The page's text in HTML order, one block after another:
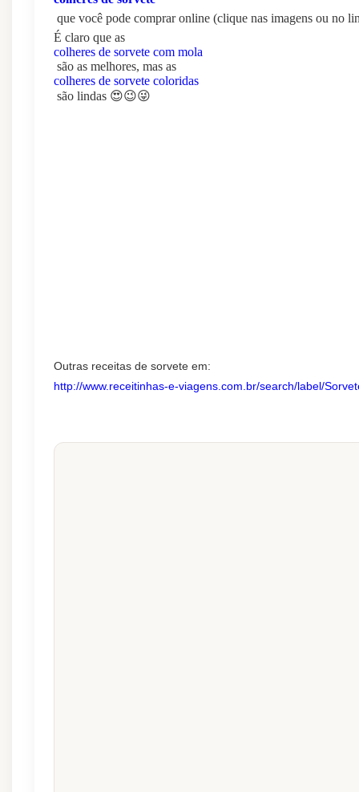
que você pode comprar online (clique nas imagens ou no
É claro que as
colheres de sorvete com mola
são as melhores, mas as
colheres de sorvete coloridas
são lindas 😍😉😜
Outras receitas de sorvete em:
http://www.receitinhas-e-viagens.com.br/search/label/